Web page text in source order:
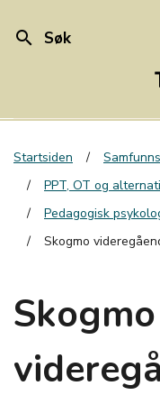
search Søk
Startsiden
PPT, OT og
Pedagogisk
Skogmo
Skogmo